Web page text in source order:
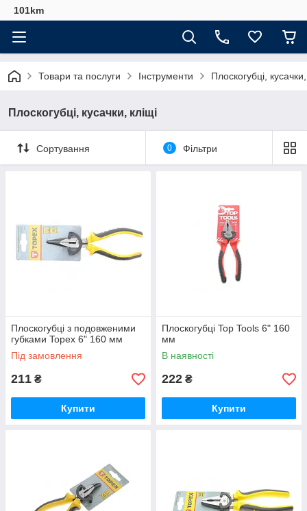
101km
Товари та послуги Інструменти Плоскогубці, кусачки,
Плоскогубці, кусачки, кліщі
Сортування 0 Фільтри
Плоскогубці з подовженими
губками Topex 6" 160 мм
Під замовлення
211 ₴
Купити
Плоскогубці Top Tools 6" 160
мм
В наявності
222 ₴
Купити